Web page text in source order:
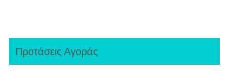
Προτάσεις Αγοράς